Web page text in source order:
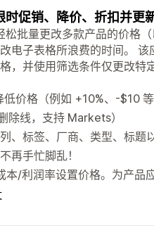
时促销、降价、折扣并更
批量更改多款产品的价格
电子表格所浪费的时间。
，并使用筛选条件仅更改
价格（例如 +10%、-$10 等
除线，支持 Markets）
、标签、厂商、类型、标题
再手忙脚乱！
本/利润率设置价格。为产品